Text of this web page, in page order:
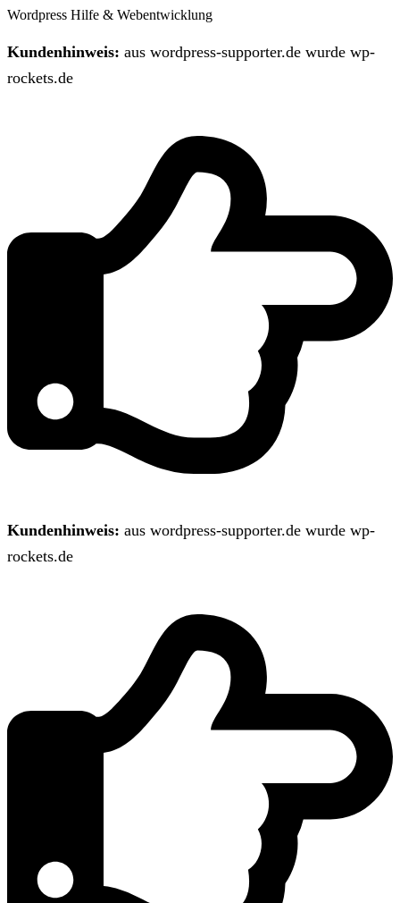
Wordpress Hilfe & Webentwicklung
Kundenhinweis: aus wordpress-supporter.de wurde wp-
rockets.de
Kundenhinweis: aus wordpress-supporter.de wurde wp-
rockets.de